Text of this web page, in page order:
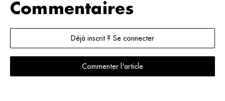
Commentaires
Déjà inscrit ? Se connecter
Commenter l'article